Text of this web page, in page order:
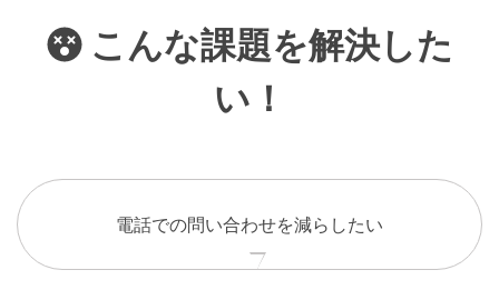
こんな課題を解決した
い！
電話での問い合わせを減らしたい